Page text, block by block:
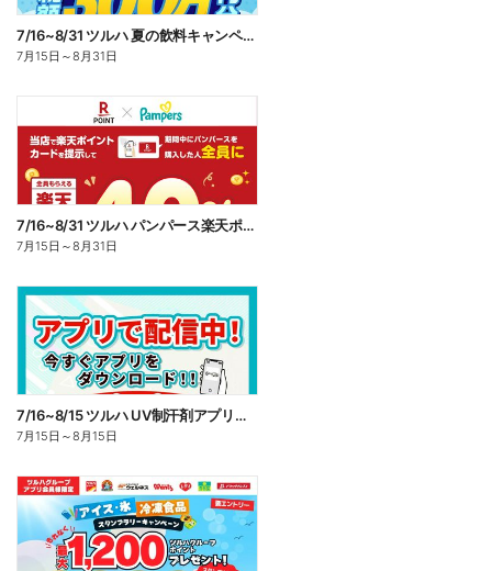
7/16~8/31 ツルハ 夏の飲料キャンペーン企画
7月15日 ～8月31日
7/16~8/31 ツルハ パンパース楽天ポイント還元企画
7月15日 ～8月31日
7/16~8/15 ツルハ UV制汗剤アプリ企画
7月15日 ～8月15日